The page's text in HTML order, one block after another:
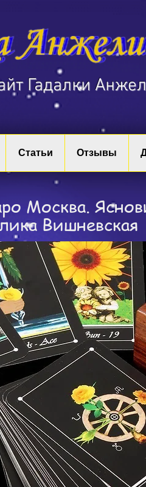
Гадалки
Статьи Отзывы
Москва.
Вишневская